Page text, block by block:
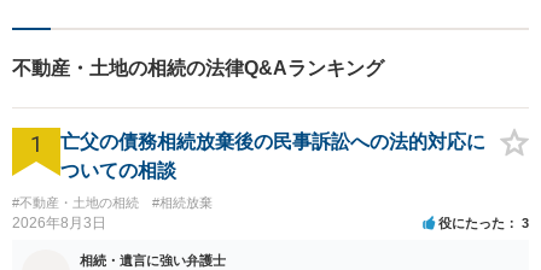
不動産・土地の相続の法律Q&Aランキング
1
亡父の債務相続放棄後の民事訴訟への法的対応に
ついての相談
#不動産・土地の相続 #相続放棄
2026年8月3日 役にたった 3
相続・遺言に強い弁護士